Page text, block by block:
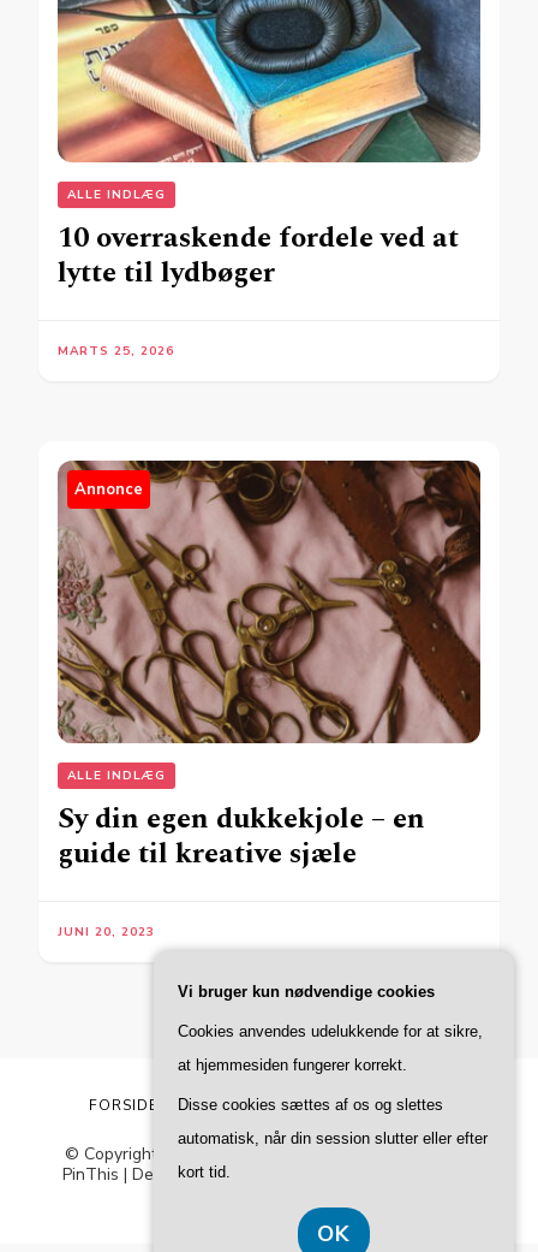
ALLE INDLÆG
10 overraskende fordele ved at
lytte til lydbøger
MARTS 25, 2026
Annonce
ALLE INDLÆG
Sy din egen dukkekjole – en
guide til kreative sjæle
JUNI 20, 2023
© Copyright 2026 . All Rights Reserved.
PinThis | Developed By
FORSIDE MERE OM FACA PRIVATLIVSPOLITIK
Vi bruger kun nødvendige cookies
Cookies anvendes udelukkende for at sikre,
at hjemmesiden fungerer korrekt.
Disse cookies sættes af os og slettes
automatisk, når din session slutter eller efter
kort tid.
OK